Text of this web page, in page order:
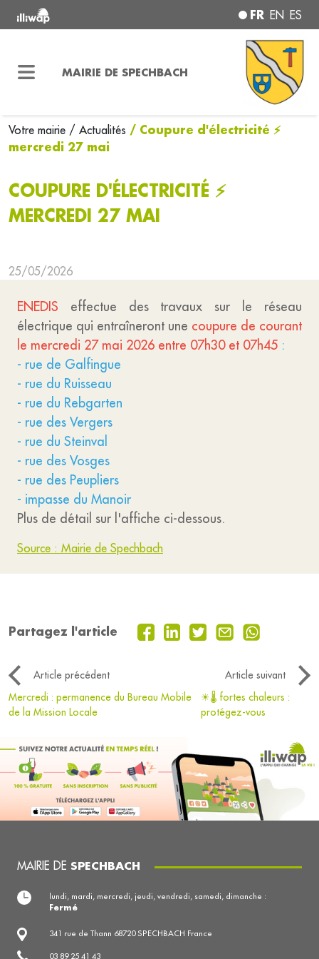
FR EN ES
MAIRIE DE SPECHBACH
Votre mairie / Actualités / Coupure d'électricité ⚡
mercredi 27 mai
COUPURE D'ÉLECTRICITÉ ⚡
MERCREDI 27 MAI
25/05/2026
ENEDIS effectue des travaux sur le réseau
électrique qui entraîneront une coupure de courant
le mercredi 27 mai 2026 entre 07h30 et 07h45 :
- rue de Galfingue
- rue du Ruisseau
- rue du Rebgarten
- rue des Vergers
- rue du Steinval
- rue des Vosges
- rue des Peupliers
- impasse du Manoir
Plus de détail sur l'affiche ci-dessous.
Source : Mairie de Spechbach
Partagez l'article
Article précédent
Article suivant
Mercredi : permanence du Bureau Mobile
de la Mission Locale
☀🌡 fortes chaleurs :
protégez-vous
MAIRIE DE SPECHBACH
341 rue de Thann 68720 SPECHBACH France
03 89 25 41 43
lundi, mardi, mercredi, jeudi, vendredi, samedi, dimanche :
Fermé